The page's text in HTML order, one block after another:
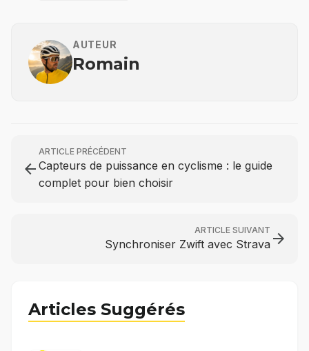
AUTEUR
Romain
arrow_back
ARTICLE PRÉCÉDENT
Capteurs de puissance en cyclisme : le guide
complet pour bien choisir
ARTICLE SUIVANT
Synchroniser Zwift avec Strava arrow_forward
Articles Suggérés